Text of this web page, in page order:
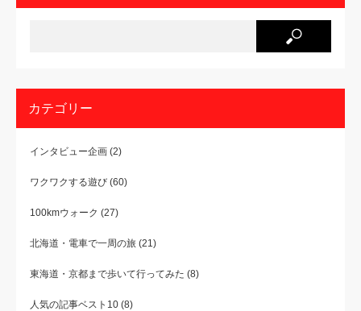
カテゴリー
インタビュー企画 (2)
ワクワクする遊び (60)
100kmウォーク (27)
北海道・電車で一周の旅 (21)
東海道・京都まで歩いて行ってみた (8)
人気の記事ベスト10 (8)